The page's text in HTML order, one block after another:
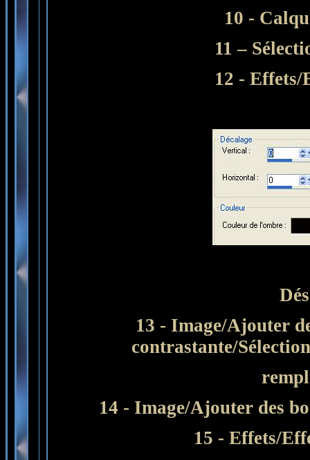
10 -
11 –
12 - Effets/
13 - Image/Ajouter
contrastante/
14 - Image/Ajouter des
15 - Effets/